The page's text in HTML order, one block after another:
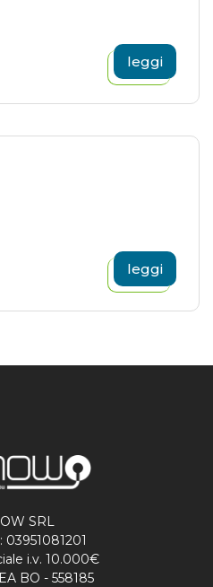
leggi
leggi
SRL
03951081201
i.v. 10.000€
BO - 558185